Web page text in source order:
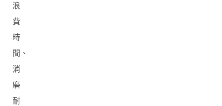
浪
費
時
間、
消
磨
耐